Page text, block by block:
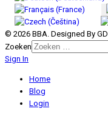
© 2026 BBA. Designed By GD
Zoeken
Sign In
Home
Blog
Login